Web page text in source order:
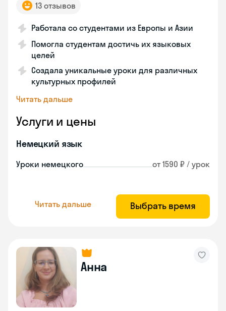
13 отзывов
Работала со студентами из Европы и Азии
Помогла студентам достичь их языковых
целей
Создала уникальные уроки для различных
культурных профилей
Читать дальше
Услуги и цены
Немецкий язык
Уроки немецкого от 1590 ₽ / урок
Читать дальше Выбрать время
Анна